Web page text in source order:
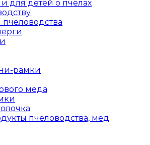
для детей о пчелах
рамки
меда
пчеловодства, мёд